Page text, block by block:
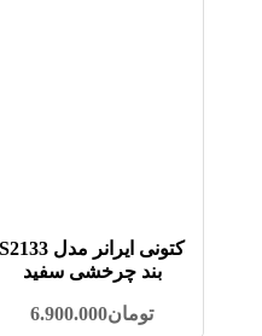
کتونی ایرانر مدل S2133
بند چرخشی سفید
تومان6.900.000